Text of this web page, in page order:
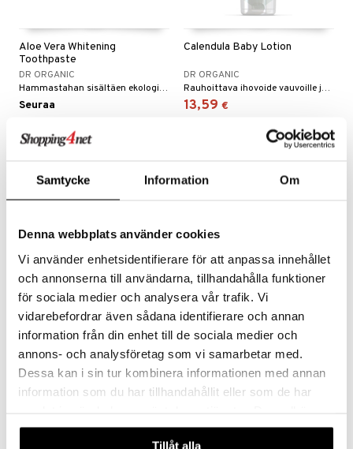
Samtycke Information Om
Denna webbplats använder cookies
Vi använder enhetsidentifierare för att anpassa innehållet
och annonserna till användarna, tillhandahålla funktioner
för sociala medier och analysera vår trafik. Vi
vidarebefordrar även sådana identifierare och annan
information från din enhet till de sociala medier och
annons- och analysföretag som vi samarbetar med.
Dessa kan i sin tur kombinera informationen med annan
information som du har tillhandahållit eller som de har
våra cookies vid fortsatt användande av vår webbplats.
Tillåt alla
Aloe Vera Whitening
Toothpaste
DR ORGANIC
Hammastahan sisältäen ekologista aloe veraa. Hampaiden ja ikenien hellävaraiseen puhdistukseen.
Seuraa
Calendula Baby Lotion
DR ORGANIC
Rauhoittava ihovoide vauvoille ja lapsille
13,59 €
DR ORGANIC
13,29
DR ORGANIC
7,59